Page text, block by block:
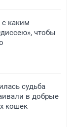
каким
чтобы
судьба
в добрые
кошек